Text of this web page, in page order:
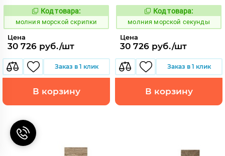
1007592
Код товара:
молния морской скрипки
Цена
30 726 руб./шт
Заказ в 1 клик
В корзину
1007587
Код товара:
молния морской секунды
Цена
30 726 руб./шт
Заказ в 1 клик
В корзину